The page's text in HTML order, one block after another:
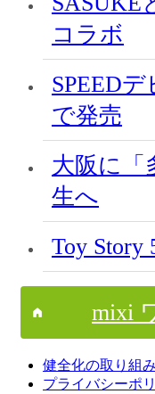
コラボ
SPEED
で発売
大阪に「
生へ
Toy Story
mixi
健全化の取り組み
プライバシーポ